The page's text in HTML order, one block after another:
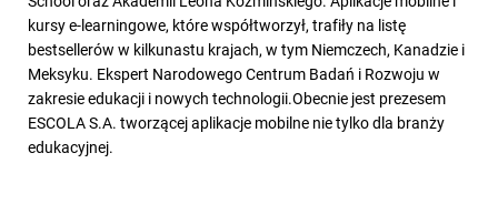
kursy e-learningowe, które współtworzył, trafiły na listę
bestsellerów w kilkunastu krajach, w tym Niemczech, Kanadzie i
Meksyku. Ekspert Narodowego Centrum Badań i Rozwoju w
zakresie edukacji i nowych technologii.Obecnie jest prezesem
ESCOLA S.A. tworzącej aplikacje mobilne nie tylko dla branży
edukacyjnej.